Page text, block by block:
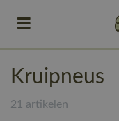
Toggle navigation
Kruipneus
21 artikelen